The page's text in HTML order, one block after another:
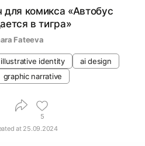
для комикса «Автобус
в тигра»
Fateeva
illustrative identity
ai design
graphic narrative
5
at 25.09.2024